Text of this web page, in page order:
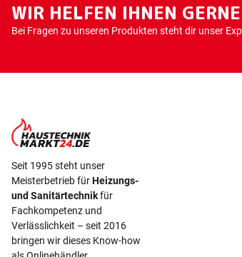
WIR HELFEN IHNEN
Bei Fragen zu unseren Produkten steht dir unser
Seit 1995 steht unser
Meisterbetrieb fürHeizungs-
und Sanitärtechnikfür
Fachkompetenz und
Verlässlichkeit – seit 2016
bringen wir dieses Know-how